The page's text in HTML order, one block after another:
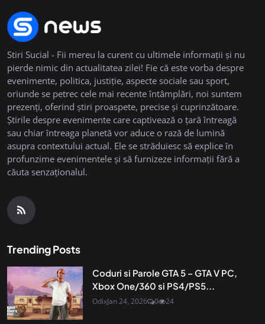
Stiri Sucial - Fii mereu la curent cu ultimele informații și nu
pierde nimic din actualitatea zilei! Fie că este vorba despre
evenimente, politica, justiție, aspecte sociale sau sport,
oriunde se petrec cele mai recente întâmplări, noi suntem
prezenți, oferind știri proaspete, precise și cuprinzătoare.
Știrile despre evenimente care captivează o țară întreagă
sau chiar întreaga planetă vor aduce o rază de lumină
asupra contextului actual. Ele se străduiesc să explice în
profunzime evenimentele și să furnizeze informații fără a
căuta senzaționalul.
Trending Posts
Coduri si Parole GTA 5 – GTA V PC,
Xbox One/360 si PS4/PS5...
OdixJan 24, 2026 0 24